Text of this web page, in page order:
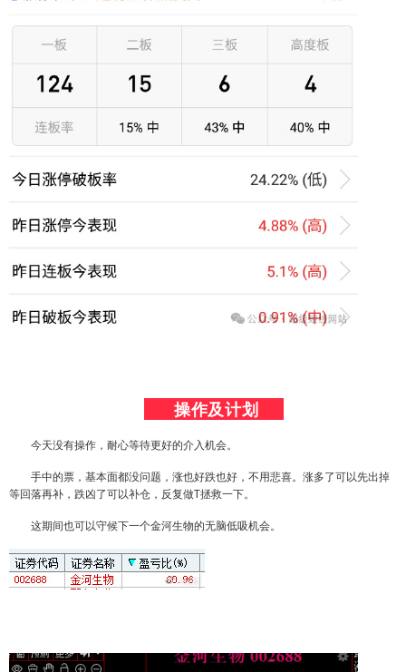
操作及计划
今天没有操作，耐心等待更好的介入机会。
手中的票，基本面都没问题，涨也好跌也好，不用悲喜。涨多了可以先出掉
等回落再补，跌凶了可以补仓，反复做T拯救一下。
这期间也可以守候下一个金河生物的无脑低吸机会。